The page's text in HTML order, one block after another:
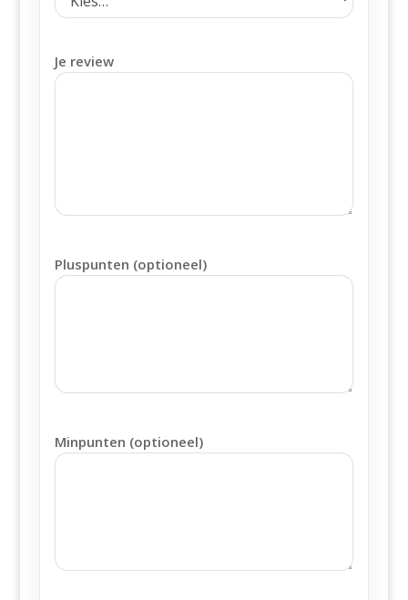
Je review
Pluspunten (optioneel)
Minpunten (optioneel)